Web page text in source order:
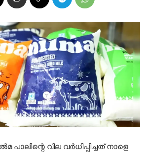
പാലിന്റെ വില വര്‍ധിപ്പിച്ചത് നാളെ